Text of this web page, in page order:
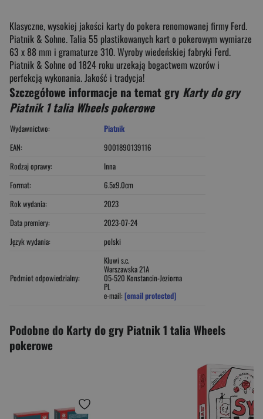
Klasyczne, wysokiej jakości karty do pokera renomowanej firmy Ferd.
Piatnik & Sohne. Talia 55 plastikowanych kart o pokerowym wymiarze
63 x 88 mm i gramaturze 310. Wyroby wiedeńskiej fabryki Ferd.
Piatnik & Sohne od 1824 roku urzekają bogactwem wzorów i
perfekcją wykonania. Jakość i tradycja!
Szczegółowe informacje na temat gry Karty do gry
Piatnik 1 talia Wheels pokerowe
Wydawnictwo:
Piatnik
EAN:
9001890139116
Rodzaj oprawy:
Inna
Format:
6.5x9.0cm
Rok wydania:
2023
Data premiery:
2023-07-24
Język wydania:
polski
Podmiot odpowiedzialny:
Kluwi s.c.
Warszawska 21A
05-520 Konstancin-Jeziorna
PL
e-mail: [email protected]
Podobne do Karty do gry Piatnik 1 talia Wheels
pokerowe